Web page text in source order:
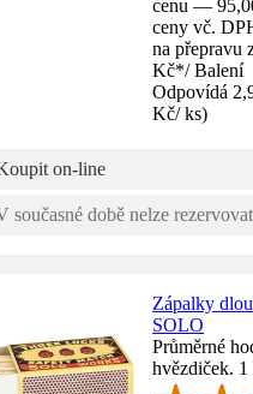
cenu —
ceny vč.
na přepravu
Kč*/ Balení
Odpovídá
Kč/ ks)
on-line
současné době nelze rezervovat
Zápalky
SOLO
Průměrné
hvězdiček.